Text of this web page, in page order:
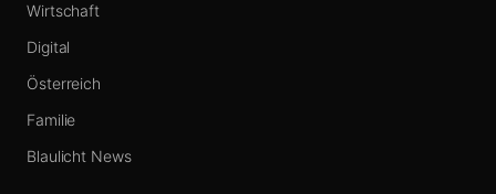
Wirtschaft
Digital
Österreich
Familie
Blaulicht News